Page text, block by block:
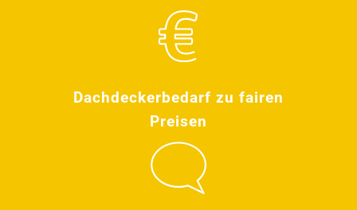
Dachdeckerbedarf zu fairen
Preisen